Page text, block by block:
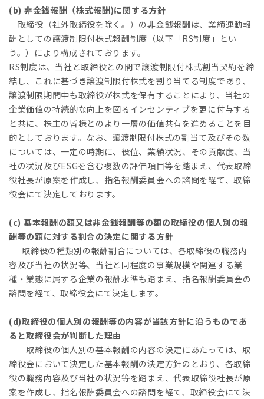
(b) 非金銭報酬（株式報酬)に関する方針
取締役（社外取締役を除く。）の非金銭報酬は、業績連動報
酬としての譲渡制限付株式報酬制度（以下「RS制度」とい
う。）により構成されております。
RS制度は、当社と取締役との間で譲渡制限付株式割当契約を締
結し、これに基づき譲渡制限付株式を割り当てる制度であり、
譲渡制限期間中も取締役が株式を保有することにより、当社の
企業価値の持続的な向上を図るインセンティブを更に付与する
と共に、株主の皆様とのより一層の価値共有を進めることを目
的としております。なお、譲渡制限付株式の割当て及びその数
については、一定の時期に、役位、業績状況、その貢献度、当
社の状況及びESGを含む複数の評価項目等を踏まえ、代表取締
役社長が原案を作成し、指名報酬委員会への諮問を経て、取締
役会にて決定しております。
(c) 基本報酬の額又は非金銭報酬等の額の取締役の個人別の報
酬等の額に対する割合の決定に関する方針
取締役の種類別の報酬割合については、各取締役の職務内
容及び当社の状況等、当社と同程度の事業規模や関連する業
種・業態に属する企業の報酬水準も踏まえ、指名報酬委員会の
諮問を経て、取締役会にて決定します。
(d)取締役の個人別の報酬等の内容が当該方針に沿うものであ
ると取締役会が判断した理由
取締役の個人別の基本報酬の内容の決定にあたっては、取
締役会において決定した基本報酬の決定方針のとおり、各取締
役の職務内容及び当社の状況等を踏まえ、代表取締役社長が原
案を作成し、指名報酬委員会への諮問を経て、取締役会にて決